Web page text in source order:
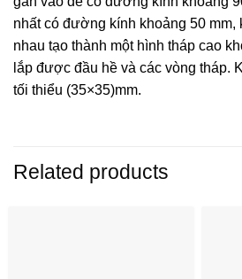
nhất có đường kính khoảng 50 mm,
nhau tạo thành một hình tháp cao
lắp được đầu hề và các vòng tháp.
tối thiểu (35×35)mm.
Related products